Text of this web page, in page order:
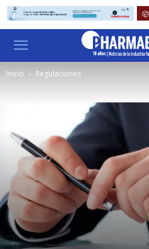
Inicio Regulaciones